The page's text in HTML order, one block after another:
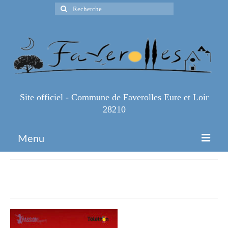
Rechercher
:
Site officiel - Commune de Faverolles Eure et Loir
28210
Menu
Infos Pratiques